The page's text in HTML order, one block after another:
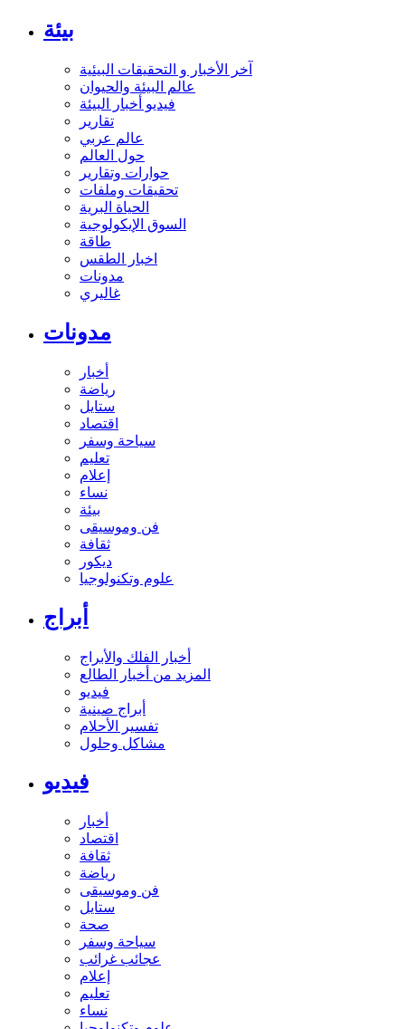
بيئة
آخر الأخبار و التحقيقات البيئية
عالم البيئة والحيوان
فيديو أخبار البيئة
تقارير
عالم عربي
حول العالم
حوارات وتقارير
تحقيقات وملفات
الحياة البرية
السوق الإيكولوجية
طاقة
اخبار الطقس
مدونات
غاليري
مدونات
أخبار
رياضة
ستايل
اقتصاد
سياحة وسفر
تعليم
إعلام
نساء
بيئة
فن وموسيقى
ثقافة
ديكور
علوم وتكنولوجيا
أبراج
أخبار الفلك والأبراج
المزيد من أخبار الطالع
فيديو
أبراج صينية
تفسير الأحلام
مشاكل وحلول
فيديو
أخبار
اقتصاد
ثقافة
رياضة
فن وموسيقى
ستايل
صحة
سياحة وسفر
عجائب غرائب
إعلام
تعليم
نساء